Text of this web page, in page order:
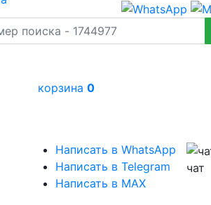
корзина 0
Написать в WhatsApp
Написать в Telegram
Написать в MAX
чат